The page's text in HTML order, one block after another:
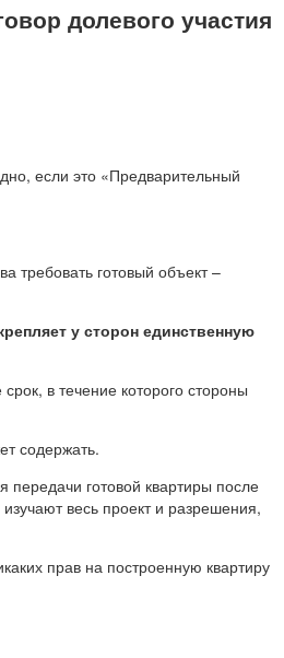
долевого участия
если это «Предварительный
требовать готовый объект –
у сторон единственную
в течение которого стороны
содержать.
готовой квартиры после
весь проект и разрешения,
прав на построенную квартиру